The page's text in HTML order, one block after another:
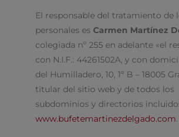
El responsable del tratamiento de
personales es Carmen Martínez
colegiada nº 255 en adelante «el
con N.I.F.: 44261502A, y con
del Humilladero, 10, 1º B – 18005
titular del sitio web y de todos los
subdominios y directorios
www.bufetemartinezdelgado.com